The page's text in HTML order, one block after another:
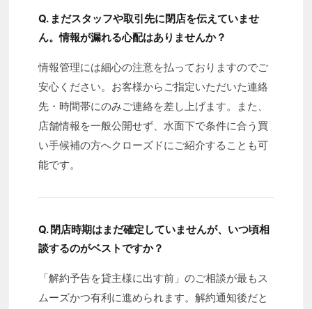
Q. まだスタッフや取引先に閉店を伝えていませ
ん。情報が漏れる心配はありませんか？
情報管理には細心の注意を払っておりますのでご
安心ください。お客様からご指定いただいた連絡
先・時間帯にのみご連絡を差し上げます。また、
店舗情報を一般公開せず、水面下で条件に合う買
い手候補の方へクローズドにご紹介することも可
能です。
Q. 閉店時期はまだ確定していませんが、いつ頃相
談するのがベストですか？
「解約予告を貸主様に出す前」のご相談が最もス
ムーズかつ有利に進められます。解約通知後だと